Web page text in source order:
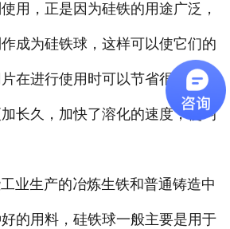
用，正是因为硅铁的用途广泛，
成为硅铁球，这样可以使它们的
在进行使用时可以节省很多的燃
长久，加快了溶化的速度，使均
业生产的冶炼生铁和普通铸造中
的用料，硅铁球一般主要是用于